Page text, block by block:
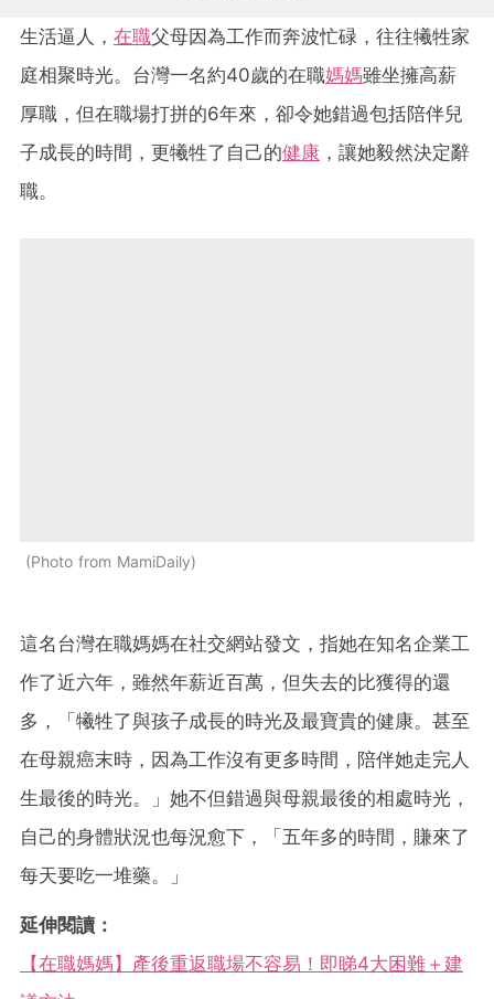
生活逼人， 在職父母因為工作而奔波忙碌，往往犧牲家
庭相聚時光。台灣一名約40歲的在職媽媽雖坐擁高薪
厚職，但在職場打拼的6年來，卻令她錯過包括陪伴兒
子成長的時間，更犧牲了自己的健康 ，讓她毅然決定辭
職。
Photo from MamiDaily
這名台灣在職媽媽在社交網站發文，指她在知名企業工
作了近六年，雖然年薪近百萬，但失去的比獲得的還
多，「犧牲了與孩子成長的時光及最寶貴的健康。甚至
在母親癌末時，因為工作沒有更多時間，陪伴她走完人
生最後的時光。」她不但錯過與母親最後的相處時光，
自己的身體狀況也每況愈下，「五年多的時間，賺來了
每天要吃一堆藥。」
延伸閱讀：
【在職媽媽】產後重返職場不容易！即睇4大困難＋建